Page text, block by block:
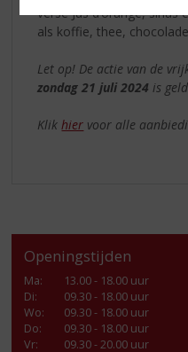
verse Jus d’orange,
als koffie, thee,
Let op! De actie van de
zondag 21 juli 2024 is
Klikhier voor alle
Openingstijden
Ma:
13.00 - 18.00 uur
Di:
09.30 - 18.00 uur
Wo:
09.30 - 18.00 uur
Do:
09.30 - 18.00 uur
Vr:
09.30 - 20.00 uur